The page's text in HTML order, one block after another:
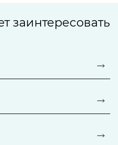
заинтересовать